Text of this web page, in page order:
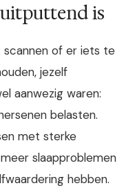
is
scannen of er iets te
jezelf
aanwezig waren:
belasten.
met sterke
slaapproblemen
hebben.